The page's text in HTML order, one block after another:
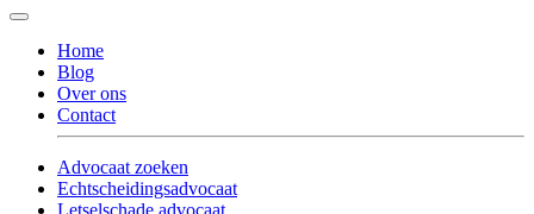
Home
Blog
Over ons
Contact
Advocaat zoeken
Echtscheidingsadvocaat
Letselschade advocaat